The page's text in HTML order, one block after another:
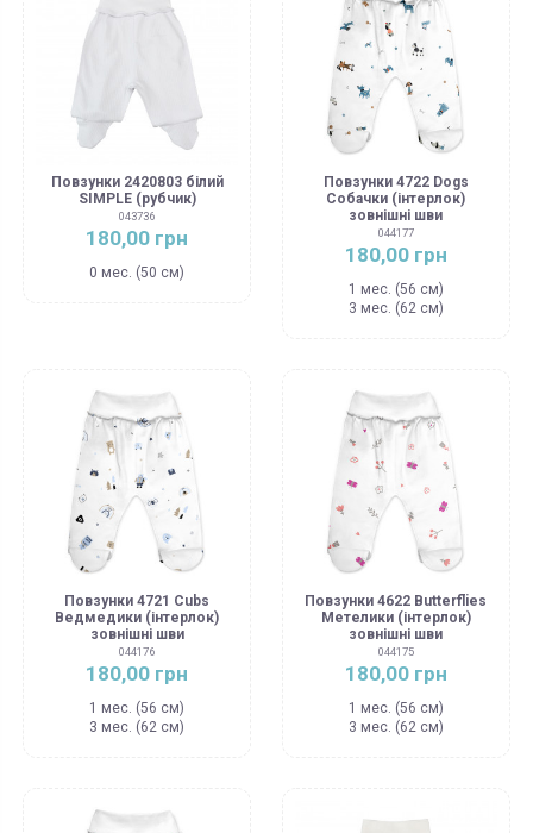
Повзунки 2420803 білий
SIMPLE (рубчик)
043736
180,00 грн
0 мес. (50 см)
Повзунки 4722 Dogs
Собачки (інтерлок)
зовнішні шви
044177
180,00 грн
1 мес. (56 см)
3 мес. (62 см)
Повзунки 4721 Cubs
Ведмедики (інтерлок)
зовнішні шви
044176
180,00 грн
1 мес. (56 см)
3 мес. (62 см)
Повзунки 4622 Butterflies
Метелики (інтерлок)
зовнішні шви
044175
180,00 грн
1 мес. (56 см)
3 мес. (62 см)